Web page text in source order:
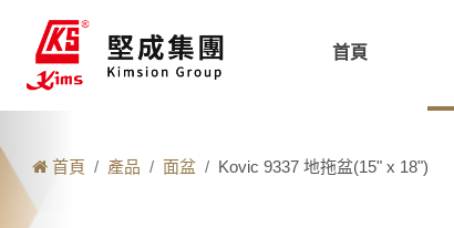
首頁
首頁 產品 面盆 Kovic 9337 地拖盆(15" x 18")